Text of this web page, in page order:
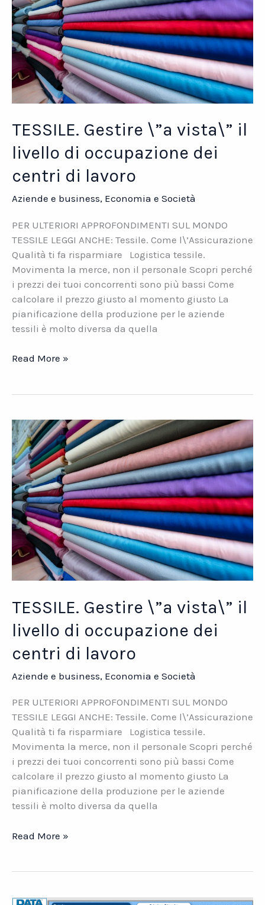
TESSILE. Gestire \”a vista\” il
livello di occupazione dei
centri di lavoro
Aziende e business, Economia e Società
PER ULTERIORI APPROFONDIMENTI SUL MONDO
TESSILE LEGGI ANCHE: Tessile. Come l\’Assicurazione
Qualità ti fa risparmiare Logistica tessile.
Movimenta la merce, non il personale Scopri perché
i prezzi dei tuoi concorrenti sono più bassi Come
calcolare il prezzo giusto al momento giusto La
pianificazione della produzione per le aziende
tessili è molto diversa da quella
TESSILE.
il
livello
di
occupazione
dei
centri
di
lavoro
Read More »
TESSILE. Gestire \”a vista\” il
livello di occupazione dei
centri di lavoro
Aziende e business, Economia e Società
PER ULTERIORI APPROFONDIMENTI SUL MONDO
TESSILE LEGGI ANCHE: Tessile. Come l\’Assicurazione
Qualità ti fa risparmiare Logistica tessile.
Movimenta la merce, non il personale Scopri perché
i prezzi dei tuoi concorrenti sono più bassi Come
calcolare il prezzo giusto al momento giusto La
pianificazione della produzione per le aziende
tessili è molto diversa da quella
TESSILE.
Read More »